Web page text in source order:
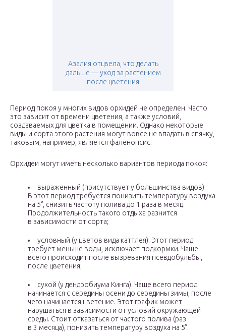
Азалия отцвела, что делать
дальше — уход за растением
после цветения
Период покоя у многих видов орхидей не определен. Часто
это зависит от времени цветения, а также условий,
создаваемых для цветка в помещении. Однако некоторые
виды и сорта этого растения могут вовсе не впадать в спячку,
таковым, например, является фаленопсис.
Орхидеи могут иметь несколько вариантов периода покоя:
выраженный (присутствует у большинства видов).
В этот период требуется понизить температуру воздуха
на 5°, снизить частоту полива до 1 раза в месяц.
Продолжительность такого отдыха разнится
в зависимости от сорта;
условный (у цветов вида каттлея). Этот период
требует меньше воды, исключает подкормки. Чаще
всего происходит после вызревания псевдобульбы,
после цветения;
сухой (у дендробиума Кинга). Чаще всего период
начинается с середины осени до середины зимы, после
чего начинается цветение. Этот график может
нарушаться в зависимости от условий окружающей
среды. Стоит отказаться от частого полива (раз
в 3 месяца), понизить температуру воздуха на 5°.